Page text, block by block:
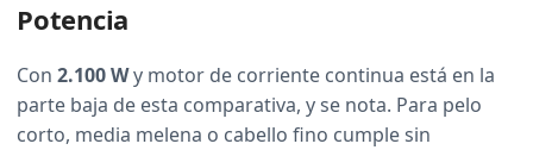
Potencia
Con 2.100 Wy motor de corriente continua está en la
parte baja de esta comparativa, y se nota. Para pelo
corto, media melena o cabello fino cumple sin